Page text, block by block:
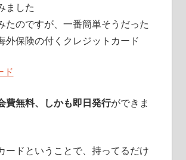
ました
たのですが、一番簡単そうだった
外保険の付くクレジットカード
ド
費無料、しかも即日発行ができま
ードということで、持ってるだけ